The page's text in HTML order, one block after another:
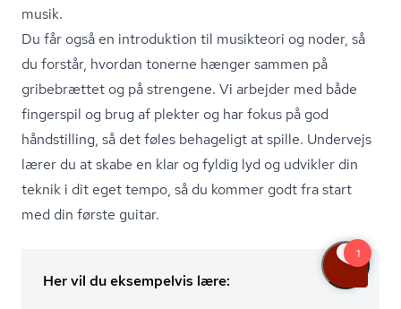
musik.
Du får også en introduktion til musikteori og noder, så
du forstår, hvordan tonerne hænger sammen på
gribebrættet og på strengene. Vi arbejder med både
fingerspil og brug af plekter og har fokus på god
håndstilling, så det føles behageligt at spille. Undervejs
lærer du at skabe en klar og fyldig lyd og udvikler din
teknik i dit eget tempo, så du kommer godt fra start
med din første guitar.
Her vil du eksempelvis lære: